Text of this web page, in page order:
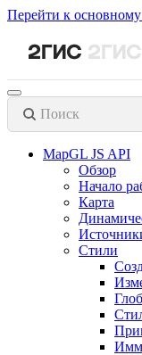
Перейти к
Поиск
MapGL JS API
Обзор
Начало
Карта
Стили